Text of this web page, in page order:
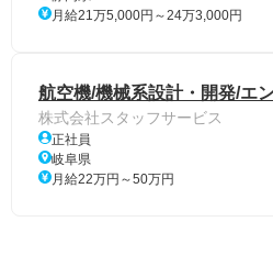
月給21万5,000円～24万3,000円
航空機/機械系設計・開発/エ
株式会社スタッフサービス
正社員
岐阜県
月給22万円～50万円